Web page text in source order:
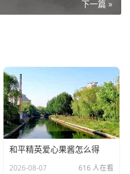
下一篇 »
和平精英爱心果酱怎么得
2026-08-07 616 人在看